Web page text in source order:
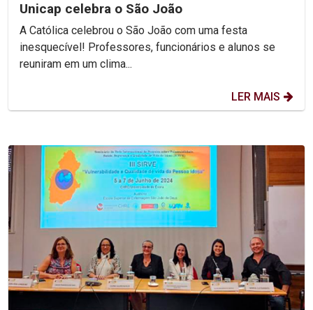
Unicap celebra o São João
A Católica celebrou o São João com uma festa
inesquecível! Professores, funcionários e alunos se
reuniram em um clima...
LER MAIS